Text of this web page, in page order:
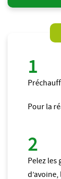
Pour la
Pelez les